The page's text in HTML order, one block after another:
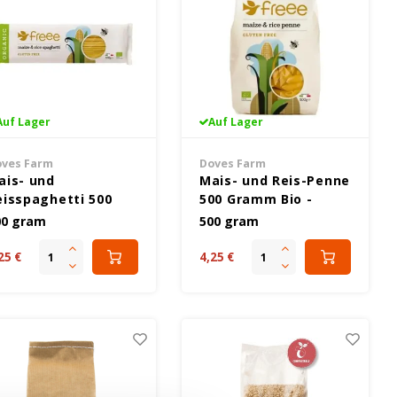
Lager
Farm
und
500
Bio -
gram
€
Auf Lager
Doves Farm
Mais- und Reis-Penne
500 Gramm Bio -
Glutenfrei
500 gram
4,25 €